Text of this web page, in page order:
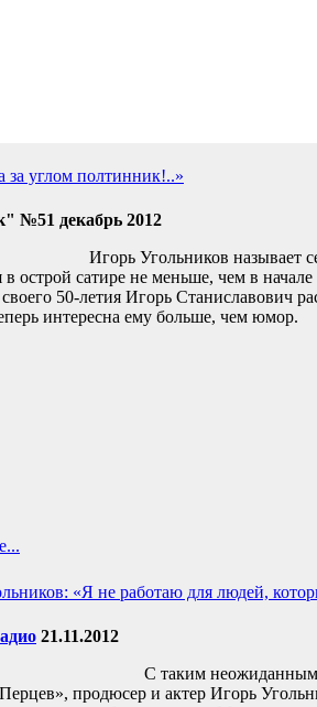
за углом полтинник!..»
№51 декабрь 2012
Игорь Угольников называет
в острой сатире не меньше, чем в
50-летия Игорь Станиславович
интересна ему больше, чем юмор.
«Я не работаю для людей,
21.11.2012
С таким
продюсер и актер Игорь